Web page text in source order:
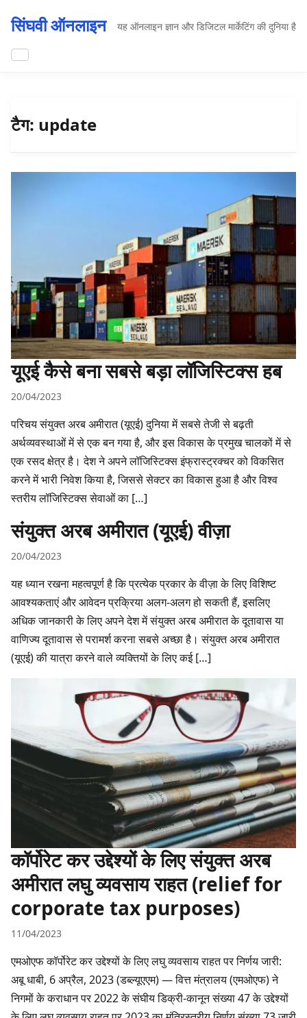
सिंघवी ऑनलाइन यह ऑनलाइन ज्ञान और डिजिटल मार्केटिंग की दुनिया है
टैग: update
यूएई कैसे बना सबसे बड़ा लॉजिस्टिक्स हब
20/04/2023
परिचय संयुक्त अरब अमीरात (यूएई) दुनिया में सबसे तेजी से बढ़ती
अर्थव्यवस्थाओं में से एक बन गया है, और इस विकास के प्रमुख चालकों में से
एक रसद क्षेत्र है। देश ने अपने लॉजिस्टिक्स इंफ्रास्ट्रक्चर को विकसित
करने में भारी निवेश किया है, जिससे सेक्टर का विकास हुआ है और विश्व
स्तरीय लॉजिस्टिक्स सेवाओं का […]
संयुक्त अरब अमीरात (यूएई) वीज़ा
20/04/2023
यह ध्यान रखना महत्वपूर्ण है कि प्रत्येक प्रकार के वीज़ा के लिए विशिष्ट
आवश्यकताएं और आवेदन प्रक्रिया अलग-अलग हो सकती हैं, इसलिए
अधिक जानकारी के लिए अपने देश में संयुक्त अरब अमीरात के दूतावास या
वाणिज्य दूतावास से परामर्श करना सबसे अच्छा है। संयुक्त अरब अमीरात
(यूएई) की यात्रा करने वाले व्यक्तियों के लिए कई […]
कॉर्पोरेट कर उद्देश्यों के लिए संयुक्त अरब
अमीरात लघु व्यवसाय राहत (relief for
corporate tax purposes)
11/04/2023
एमओएफ कॉर्पोरेट कर उद्देश्यों के लिए लघु व्यवसाय राहत पर निर्णय जारी:
अबू धाबी, 6 अप्रैल, 2023 (डब्ल्यूएएम) — वित्त मंत्रालय (एमओएफ) ने
निगमों के कराधान पर 2022 के संघीय डिक्री-कानून संख्या 47 के उद्देश्यों